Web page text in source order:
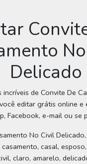
Delicado
de Convite De
editar grátis online e
Facebook, e-mail ou se
No Civil
casal,
claro, amarelo,